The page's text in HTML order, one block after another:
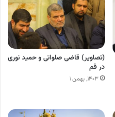
(تصاویر) قاضی صلواتی و حمید نوری
در قم
۱۴۰۳, بهمن ۱